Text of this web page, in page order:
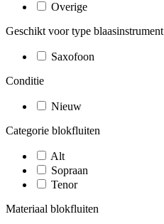
Overige
Geschikt voor type blaasinstrument
Saxofoon
Conditie
Nieuw
Categorie blokfluiten
Alt
Sopraan
Tenor
Materiaal blokfluiten